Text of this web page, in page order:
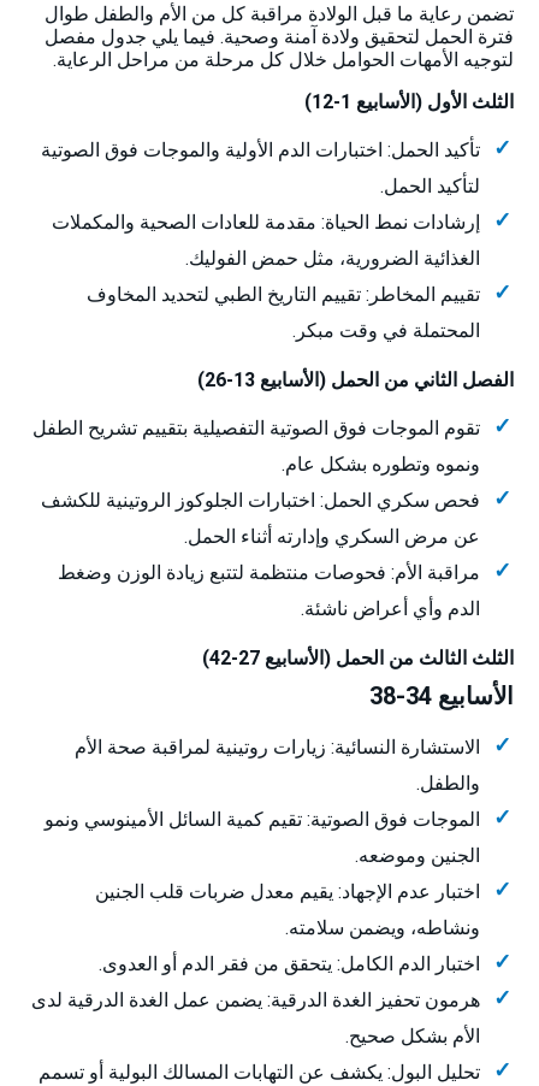
تضمن رعاية ما قبل الولادة مراقبة كل من الأم والطفل طوال
فترة الحمل لتحقيق ولادة آمنة وصحية. فيما يلي جدول مفصل
لتوجيه الأمهات الحوامل خلال كل مرحلة من مراحل الرعاية.
الثلث الأول (الأسابيع 1-12)
تأكيد الحمل: اختبارات الدم الأولية والموجات فوق الصوتية
لتأكيد الحمل.
إرشادات نمط الحياة: مقدمة للعادات الصحية والمكملات
الغذائية الضرورية، مثل حمض الفوليك.
تقييم المخاطر: تقييم التاريخ الطبي لتحديد المخاوف
المحتملة في وقت مبكر.
الفصل الثاني من الحمل (الأسابيع 13-26)
تقوم الموجات فوق الصوتية التفصيلية بتقييم تشريح الطفل
ونموه وتطوره بشكل عام.
فحص سكري الحمل: اختبارات الجلوكوز الروتينية للكشف
عن مرض السكري وإدارته أثناء الحمل.
مراقبة الأم: فحوصات منتظمة لتتبع زيادة الوزن وضغط
الدم وأي أعراض ناشئة.
الثلث الثالث من الحمل (الأسابيع 27-42)
الأسابيع 34-38
الاستشارة النسائية: زيارات روتينية لمراقبة صحة الأم
والطفل.
الموجات فوق الصوتية: تقيم كمية السائل الأمينوسي ونمو
الجنين وموضعه.
اختبار عدم الإجهاد: يقيم معدل ضربات قلب الجنين
ونشاطه، ويضمن سلامته.
اختبار الدم الكامل: يتحقق من فقر الدم أو العدوى.
هرمون تحفيز الغدة الدرقية: يضمن عمل الغدة الدرقية لدى
الأم بشكل صحيح.
تحليل البول: يكشف عن التهابات المسالك البولية أو تسمم